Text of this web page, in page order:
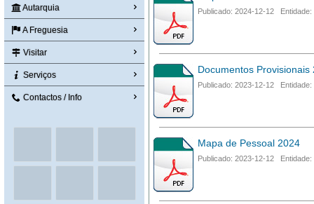
Autarquia
A Freguesia
Visitar
Serviços
Contactos / Info
Publicado: 2024-12-12
Documentos Provisionais
Publicado: 2023-12-12
Mapa de Pessoal 2024
Publicado: 2023-12-12